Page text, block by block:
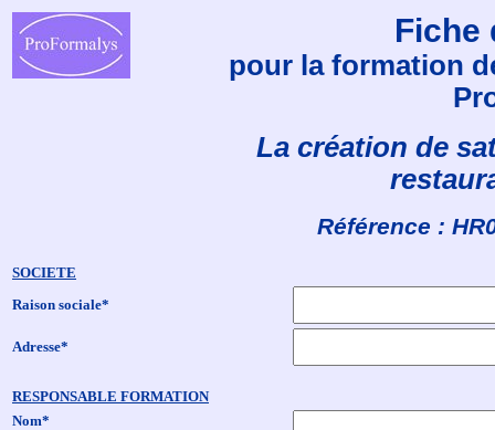
Fiche
pour la formation
La création de
Référence :
SOCIETE
Raison sociale*
Adresse*
RESPONSABLE FORMATION
Nom*